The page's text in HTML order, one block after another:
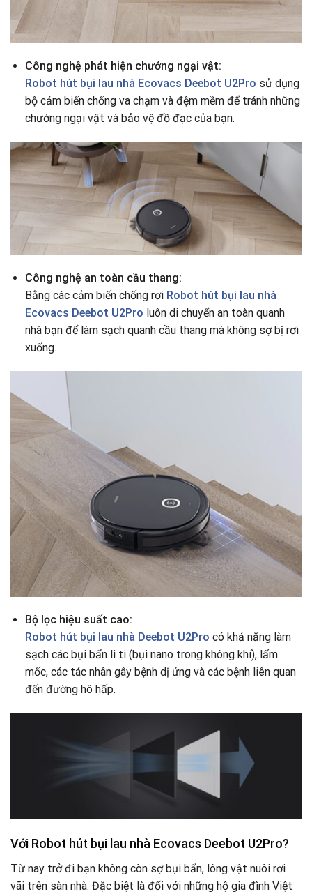
Công nghệ phát hiện chướng ngại vật:
Robot hút bụi lau nhà Ecovacs Deebot U2Pro sử dụng
bộ cảm biến chống va chạm và đệm mềm để tránh những
chướng ngại vật và bảo vệ đồ đạc của bạn.
Công nghệ an toàn cầu thang:
Bằng các cảm biến chống rơi Robot hút bụi lau nhà
Ecovacs Deebot U2Pro luôn di chuyển an toàn quanh
nhà bạn để làm sạch quanh cầu thang mà không sợ bị rơi
xuống.
Bộ lọc hiệu suất cao:
Robot hút bụi lau nhà Deebot U2Pro có khả năng làm
sạch các bụi bẩn li ti (bụi nano trong không khí), lấm
mốc, các tác nhân gây bệnh dị ứng và các bệnh liên quan
đến đường hô hấp.
Với Robot hút bụi lau nhà Ecovacs Deebot U2Pro?
Từ nay trở đi bạn không còn sợ bụi bẩn, lông vật nuôi rơi
vãi trên sàn nhà. Đặc biệt là đối với những hộ gia đình Việt